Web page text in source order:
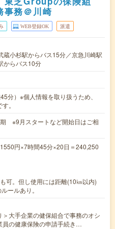
事務＠川崎
WEB登録OK 派遣
蔵小杉駅からバス15分／京急川崎駅
からバス10分
分）※個人情報を取り扱うため、
。
※9月スタートなど開始日はご相
円×7時間45分×20日＝240,250
可。但し使用には距離(10㎞以内)
ールあり。
＞大手企業の健保組合で事務のオシ
員の健康保険の申請手続き…